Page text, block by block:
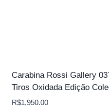
Carabina Rossi Gallery
Tiros Oxidada Edição
R$1,950.00